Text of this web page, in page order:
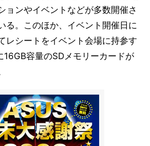
ョンやイベントなどが多数開催さ
る。このほか、イベント開催日に
レシートをイベント会場に持参す
16GB容量のSDメモリーカードが